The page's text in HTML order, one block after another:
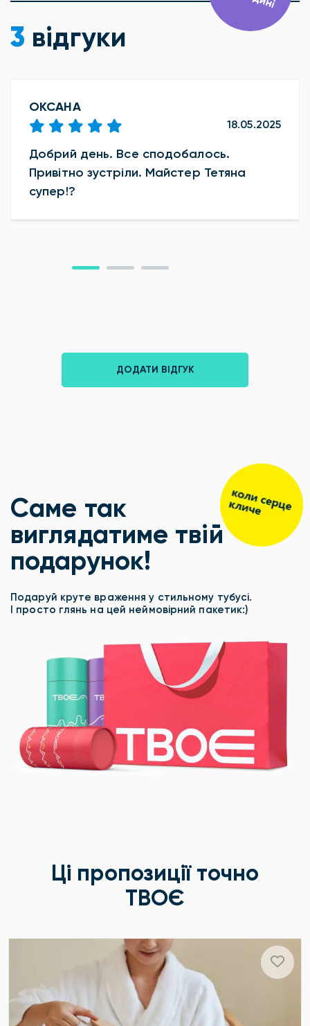
3 відгуки
ОКСАНА
18.05.2025
Добрий день. Все сподобалось.
Привітно зустріли. Майстер Тетяна
супер!?
ДОДАТИ ВІДГУК
Саме так
виглядатиме твій
подарунок!
Подаруй круте враження у стильному тубусі.
І просто глянь на цей неймовірний пакетик:)
Ці пропозиції точно
ТВОЄ